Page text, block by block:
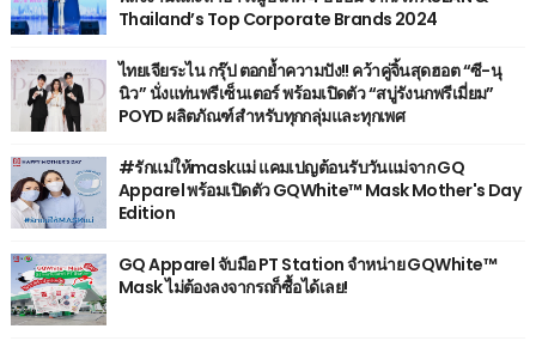
Thailand’s Top Corporate Brands 2024
ไทยเจียระไน กรุ๊ป ตอกย้ำความปัง!! คว้าคู่จิ้นสุดฮอต “ซี-นุ
นิว” นั่งแท่นพรีเซ็นเตอร์ พร้อมเปิดตัว “สบู่รังนกพรีเมี่ยม”
POYD ผลิตภัณฑ์สำหรับทุกกลุ่มและทุกเพศ
#รักแม่ให้maskแม่ แคมเปญต้อนรับวันแม่จาก GQ
Apparel พร้อมเปิดตัว GQWhite™ Mask Mother's Day
Edition
GQ Apparel จับมือ PT Station จำหน่าย GQWhite™
Mask ไม่ต้องลงจากรถก็ซื้อได้เลย!